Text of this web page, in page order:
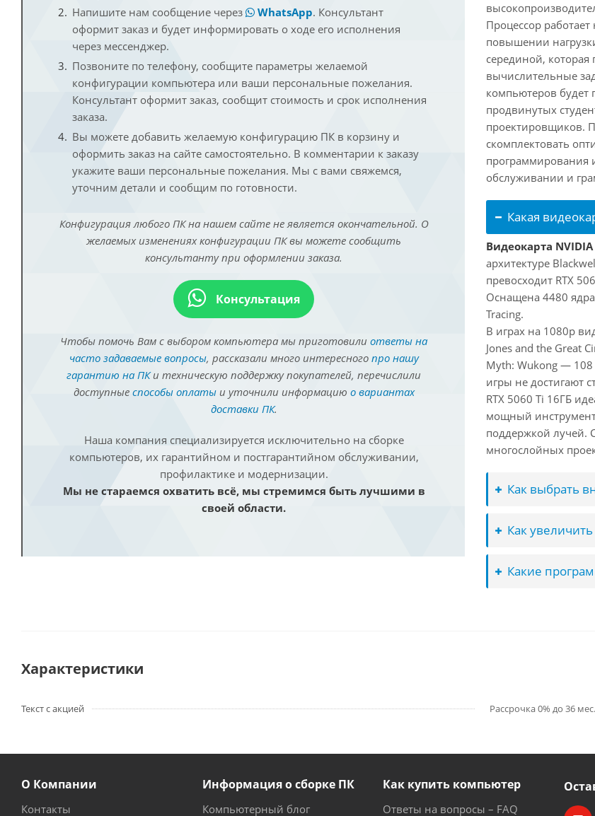
Напишите нам сообщение через
WhatsApp. Консультант
оформит заказ и будет информировать о ходе его исполнения
через мессенджер.
Позвоните по телефону, сообщите параметры желаемой
конфигурации компьютера или ваши персональные пожелания.
Консультант оформит заказ, сообщит стоимость и срок исполнения
заказа.
Вы можете добавить желаемую конфигурацию ПК в корзину и
оформить заказ на сайте самостоятельно. В комментарии к заказу
укажите ваши персональные пожелания. Мы с вами свяжемся,
уточним детали и сообщим по готовности.
Конфигурация любого ПК на нашем сайте не является окончательной. О
желаемых изменениях конфигурации ПК вы можете сообщить
консультанту при оформлении заказа.
Консультация
Чтобы помочь Вам с выбором компьютера мы приготовили ответы на
часто задаваемые вопросы, рассказали много интересного про нашу
гарантию на ПКи техническую поддержку покупателей, перечислили
доступные способы оплатыи уточнили информацию о вариантах
доставки ПК.
Наша компания специализируется исключительно на сборке
компьютеров, их гарантийном и постгарантийном обслуживании,
профилактике и модернизации.
Мы не стараемся охватить всё, мы стремимся быть лучшими в
своей области.
Процессор
повышении
серединой,
вычислительные
компьютеров будет
продвинутых
проектировщиков.
скомплектовать
программирования
обслуживании и
Какая
Видеокарта NVIDIA
архитектуре
превосходит RTX
Оснащена 4480
Tracing.
В играх на 1080p
Jones and the Great
Myth: Wukong —
игры не достигают
RTX 5060 Ti 16ГБ
мощный
поддержкой лучей.
многослойных
Как выбрать
Как
Какие
Характеристики
Текст с акцией Рассрочка 0% до 36 мес.
О Компании
Контакты
Информация о сборке ПК
Компьютерный блог
Как купить компьютер
Ответы на вопросы – FAQ